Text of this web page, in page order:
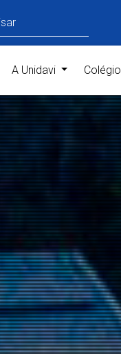
A Unidavi (current)Colégio